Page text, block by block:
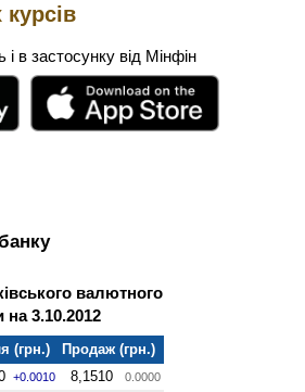
в застосунку від Мінфін
валютного
на 3.10.2012
(грн.)
Продаж (грн.)
+0.0010 8,1510 0.0000